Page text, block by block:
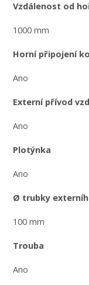
Vzdálenost od
1000 mm
Horní připojení
Ano
Externí přívod
Ano
Plotýnka
Ano
Ø trubky
100 mm
Trouba
Ano